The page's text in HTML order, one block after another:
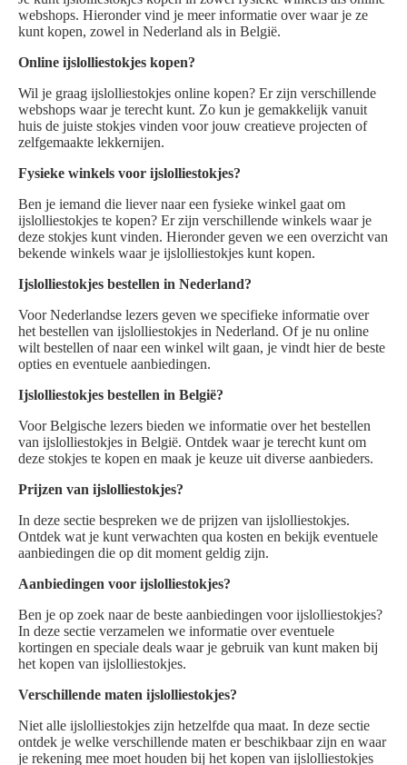
webshops. Hieronder vind je meer informatie over waar je ze
kunt kopen, zowel in Nederland als in België.
Online ijslolliestokjes kopen?
Wil je graag ijslolliestokjes online kopen? Er zijn verschillende
webshops waar je terecht kunt. Zo kun je gemakkelijk vanuit
huis de juiste stokjes vinden voor jouw creatieve projecten of
zelfgemaakte lekkernijen.
Fysieke winkels voor ijslolliestokjes?
Ben je iemand die liever naar een fysieke winkel gaat om
ijslolliestokjes te kopen? Er zijn verschillende winkels waar je
deze stokjes kunt vinden. Hieronder geven we een overzicht van
bekende winkels waar je ijslolliestokjes kunt kopen.
Ijslolliestokjes bestellen in Nederland?
Voor Nederlandse lezers geven we specifieke informatie over
het bestellen van ijslolliestokjes in Nederland. Of je nu online
wilt bestellen of naar een winkel wilt gaan, je vindt hier de beste
opties en eventuele aanbiedingen.
Ijslolliestokjes bestellen in België?
Voor Belgische lezers bieden we informatie over het bestellen
van ijslolliestokjes in België. Ontdek waar je terecht kunt om
deze stokjes te kopen en maak je keuze uit diverse aanbieders.
Prijzen van ijslolliestokjes?
In deze sectie bespreken we de prijzen van ijslolliestokjes.
Ontdek wat je kunt verwachten qua kosten en bekijk eventuele
aanbiedingen die op dit moment geldig zijn.
Aanbiedingen voor ijslolliestokjes?
Ben je op zoek naar de beste aanbiedingen voor ijslolliestokjes?
In deze sectie verzamelen we informatie over eventuele
kortingen en speciale deals waar je gebruik van kunt maken bij
het kopen van ijslolliestokjes.
Verschillende maten ijslolliestokjes?
Niet alle ijslolliestokjes zijn hetzelfde qua maat. In deze sectie
ontdek je welke verschillende maten er beschikbaar zijn en waar
je rekening mee moet houden bij het kopen van ijslolliestokjes